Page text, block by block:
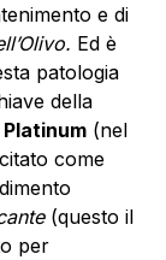
e di
Ed è
patologia
della
Platinum (nel
come
(questo il
per